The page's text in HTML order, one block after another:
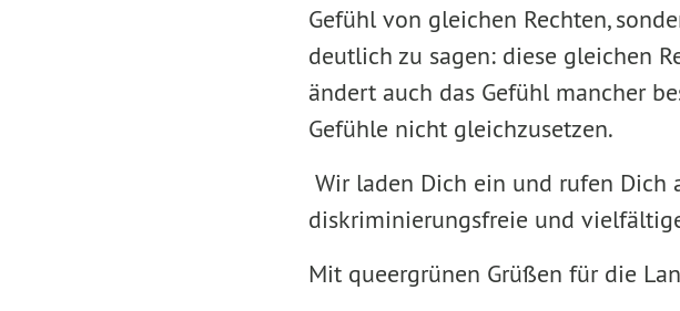
Gefühl von gleichen Rechten,
deutlich zu sagen: diese gleichen
ändert auch das Gefühl mancher
Gefühle nicht gleichzusetzen.
Wir laden Dich ein und rufen
diskriminierungsfreie und
Mit queergrünen Grüßen für die